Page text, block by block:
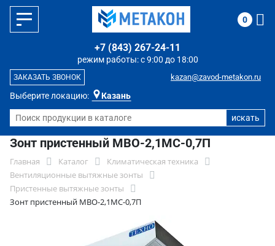
Выберите локацию: Казань
режим работы: с 9:00 до 18:00
+7 (843) 267-24-11
kazan@zavod-metakon.ru
ЗАКАЗАТЬ ЗВОНОК
0
Зонт пристенный МВО-2,1МС-0,7П
Главная Каталог
Климатическая техника
Вентиляционные вытяжные зонты
Пристенные вытяжные зонты
Зонт пристенный МВО-2,1МС-0,7П